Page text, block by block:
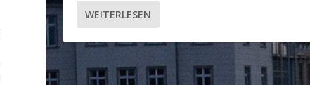
WEITERLESEN